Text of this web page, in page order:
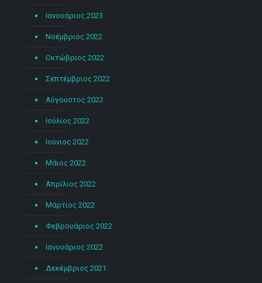
Ιανουάριος 2023
Νοέμβριος 2022
Οκτώβριος 2022
Σεπτέμβριος 2022
Αύγουστος 2022
Ιούλιος 2022
Ιούνιος 2022
Μάιος 2022
Απρίλιος 2022
Μάρτιος 2022
Φεβρουάριος 2022
Ιανουάριος 2022
Δεκέμβριος 2021